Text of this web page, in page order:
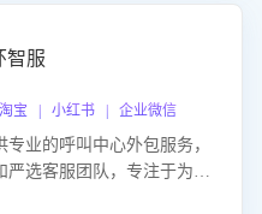
智服
宝 | 小红书 | 企业微信
业的呼叫中心外包服务，
严选客服团队，专注于为企